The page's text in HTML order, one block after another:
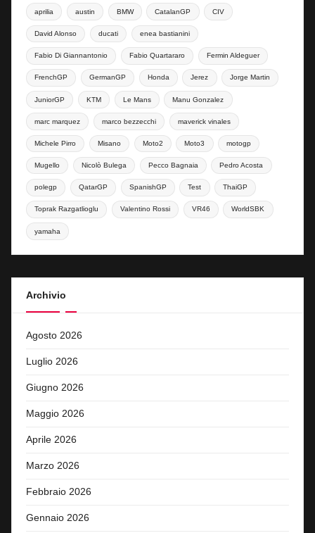
aprilia austin BMW CatalanGP CIV
David Alonso ducati enea bastianini
Fabio Di Giannantonio Fabio Quartararo Fermin Aldeguer
FrenchGP GermanGP Honda Jerez Jorge Martin
JuniorGP KTM Le Mans Manu Gonzalez
marc marquez marco bezzecchi maverick vinales
Michele Pirro Misano Moto2 Moto3 motogp
Mugello Nicolò Bulega Pecco Bagnaia Pedro Acosta
polegp QatarGP SpanishGP Test ThaiGP
Toprak Razgatlioglu Valentino Rossi VR46 WorldSBK
yamaha
Archivio
Agosto 2026
Luglio 2026
Giugno 2026
Maggio 2026
Aprile 2026
Marzo 2026
Febbraio 2026
Gennaio 2026